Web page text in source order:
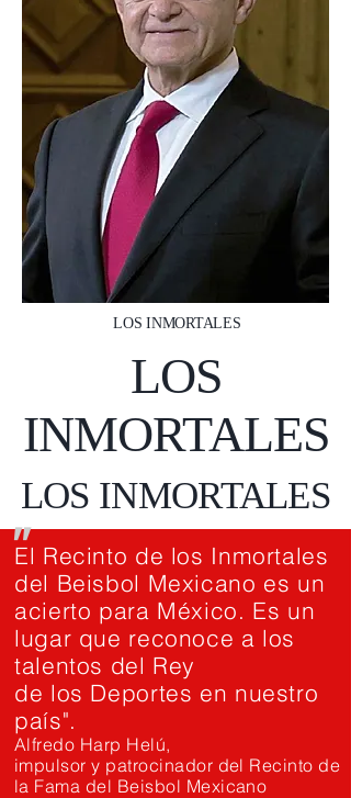
LOS INMORTALES
LOS
INMORTALES
LOS INMORTALES
El Recinto de los Inmortales
del Beisbol Mexicano es un
acierto para México. Es un
lugar que reconoce a los
talentos del Rey
de los Deportes en nuestro
país".
Alfredo Harp Helú,
impulsor y patrocinador del Recinto de
la Fama del Beisbol Mexicano
"